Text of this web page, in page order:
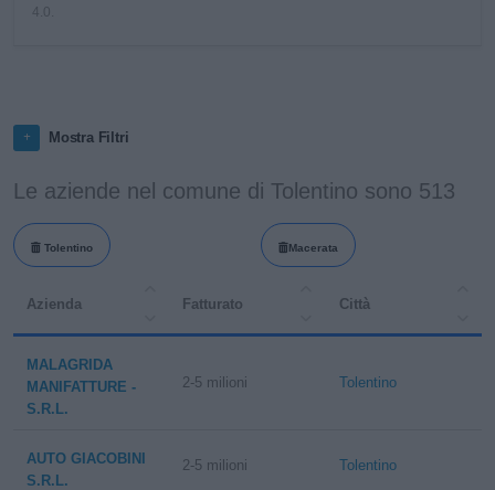
Mostra Filtri
Le aziende nel comune di Tolentino sono 513
Tolentino Macerata
Azienda Fatturato Città
MALAGRIDA
MANIFATTURE -
S.R.L.
2-5 milioni Tolentino
AUTO GIACOBINI
S.R.L.
2-5 milioni Tolentino